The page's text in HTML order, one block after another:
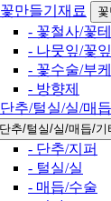
만들기재료
- 꽃철사/꽃
- 나뭇잎/꽃
- 꽃수술/부
- 방향제
추/털실/실/매
단추/털실/실/매듭/기
- 단추/지퍼
- 털실/실
- 매듭/수술